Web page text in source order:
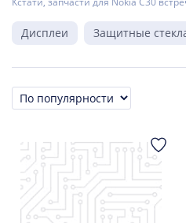
Дисплеи Защитные
Сортировка